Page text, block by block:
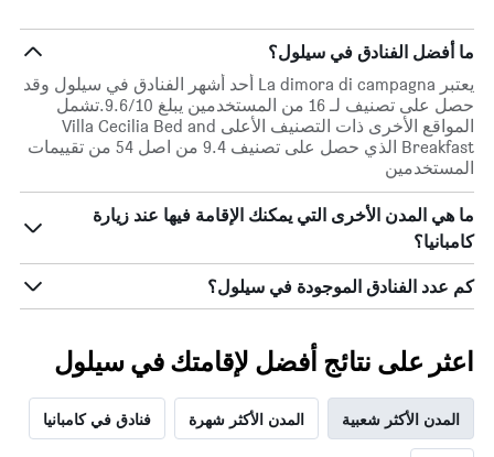
ما أفضل الفنادق في سيلول؟
يعتبر La dimora di campagna أحد أشهر الفنادق في سيلول وقد
حصل على تصنيف لـ 16 من المستخدمين يبلغ 9.6/10.تشمل
المواقع الأخرى ذات التصنيف الأعلى Villa Cecilia Bed and
Breakfast الذي حصل على تصنيف 9.4 من اصل 54 من تقييمات
المستخدمين
ما هي المدن الأخرى التي يمكنك الإقامة فيها عند زيارة
كامبانيا؟
كم عدد الفنادق الموجودة في سيلول؟
اعثر على نتائج أفضل لإقامتك في سيلول
المدن الأكثر شعبية المدن الأكثر شهرة فنادق في كامبانيا